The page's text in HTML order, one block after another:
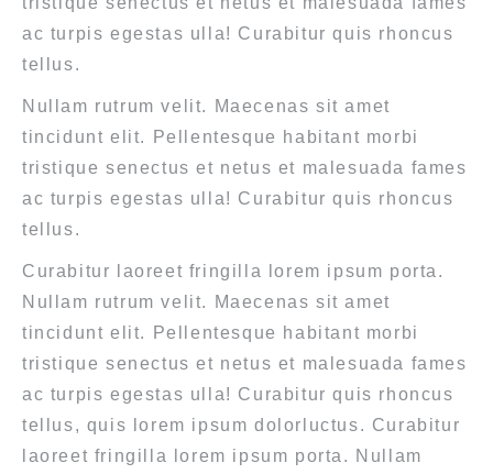
ac turpis egestas ulla! Curabitur quis rhoncus
tellus.
Nullam rutrum velit. Maecenas sit amet
tincidunt elit. Pellentesque habitant morbi
tristique senectus et netus et malesuada fames
ac turpis egestas ulla! Curabitur quis rhoncus
tellus.
Curabitur laoreet fringilla lorem ipsum porta.
Nullam rutrum velit. Maecenas sit amet
tincidunt elit. Pellentesque habitant morbi
tristique senectus et netus et malesuada fames
ac turpis egestas ulla! Curabitur quis rhoncus
tellus, quis lorem ipsum dolorluctus. Curabitur
laoreet fringilla lorem ipsum porta. Nullam